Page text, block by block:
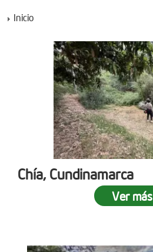
Inicio
Chía, Cundinamarca
Ver más